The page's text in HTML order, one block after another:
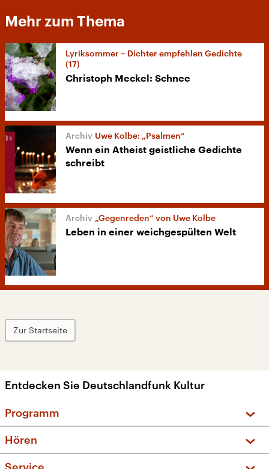
Mehr zum Thema
Lyriksommer – Dichter empfehlen Gedichte
(17)
Christoph Meckel: Schnee
Uwe Kolbe: „Psalmen“
Wenn ein Atheist geistliche Gedichte
schreibt
„Gegenreden“ von Uwe Kolbe
Leben in einer weichgespülten Welt
Zur Startseite
Entdecken Sie Deutschlandfunk Kultur
Programm
Sendungen und Podcasts
Hören